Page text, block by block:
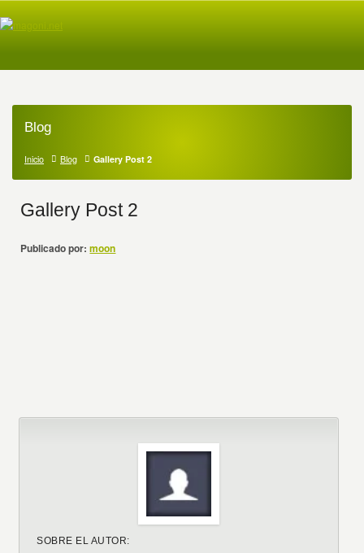
Blog
Inicio Blog Gallery Post 2
Gallery Post 2
Publicado por: moon
SOBRE EL AUTOR: